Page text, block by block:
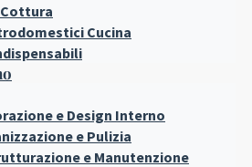
Cucina
e Design Interno
e Pulizia
e Manutenzione